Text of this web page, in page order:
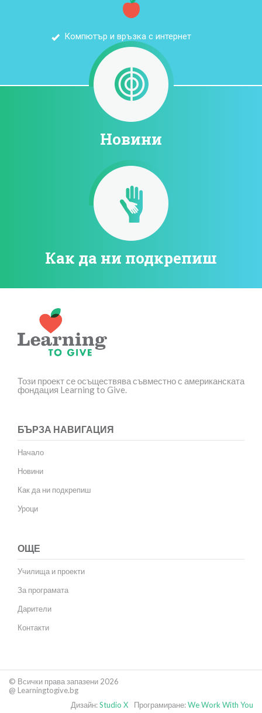
Компютър и връзка с интернет
Новини
Как да ни подкрепиш
Този проект се осъществява съвместно с американската
фондация Learning to Give.
БЪРЗА НАВИГАЦИЯ
Начало
Новини
Как да ни подкрепиш
Уроци
ОЩЕ
Училища и проекти
За програмата
Дарители
Контакти
© Всички права запазени 2026
@ Learningtogive.bg
Програмиране:We Work With You
Дизайн:Studio X